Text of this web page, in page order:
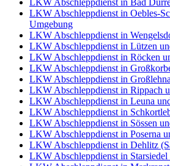
LKW Abschleppdienst in Bad
LKW Abschleppdienst in Oebles-
Umgebung
LKW Abschleppdienst in
LKW Abschleppdienst in Lützen
LKW Abschleppdienst in Röcken
LKW Abschleppdienst in
LKW Abschleppdienst in
LKW Abschleppdienst in Rippach
LKW Abschleppdienst in Leuna
LKW Abschleppdienst in
LKW Abschleppdienst in Sössen
LKW Abschleppdienst in Poserna
LKW Abschleppdienst in Dehlitz
LKW Abschleppdienst in